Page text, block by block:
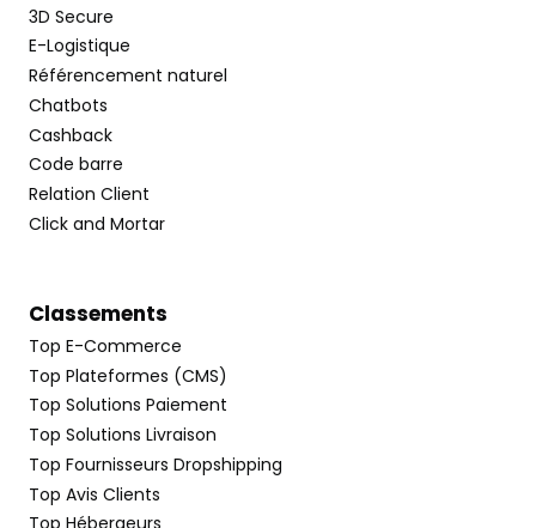
3D Secure
E-Logistique
Référencement naturel
Chatbots
Cashback
Code barre
Relation Client
Click and Mortar
Classements
Top E-Commerce
Top Plateformes (CMS)
Top Solutions Paiement
Top Solutions Livraison
Top Fournisseurs Dropshipping
Top Avis Clients